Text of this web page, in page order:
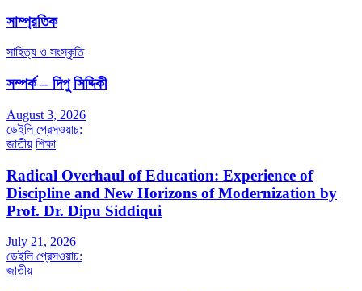
সাম্প্রতিক
সাহিত্য ও সংস্কৃতি
সম্পর্ক – দিপু সিদ্দিকী
August 3, 2026
ডেইলি প্রেসওয়াচ:
জাতীয় শিক্ষা
Radical Overhaul of Education: Experience of
Discipline and New Horizons of Modernization by
Prof. Dr. Dipu Siddiqui
July 21, 2026
ডেইলি প্রেসওয়াচ:
জাতীয়